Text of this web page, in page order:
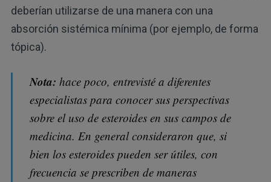
deberían utilizarse de una manera con una
absorción sistémica mínima (por ejemplo, de forma
tópica).
Nota: hace poco, entrevisté a diferentes
especialistas para conocer sus perspectivas
sobre el uso de esteroides en sus campos de
medicina. En general consideraron que, si
bien los esteroides pueden ser útiles, con
frecuencia se prescriben de maneras